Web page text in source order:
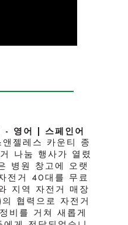
- 영어 | 스페인어
젤레스 카운티 종
나눔 행사가 열렸
병원 창고에 오랫
전거 40대를 무료
지역 자전거 매장
협력으로 자전거
비를 거쳐 새롭게